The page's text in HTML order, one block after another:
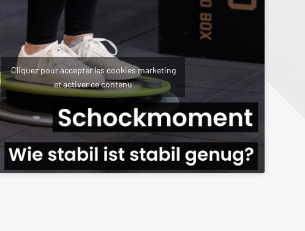
Cliquez pour accepter les cookies marketing
et activer ce contenu